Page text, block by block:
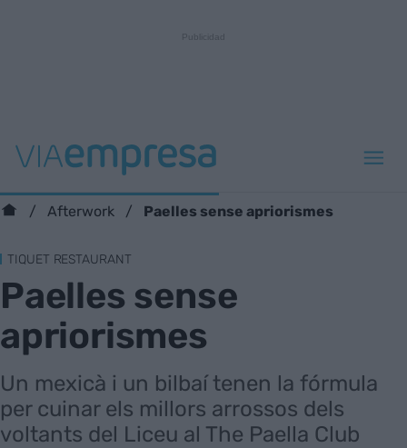
Afterwork Paelles sense apriorismes
TIQUET RESTAURANT
Paelles sense
apriorismes
Un mexicà i un bilbaí tenen la fórmula
per cuinar els millors arrossos dels
voltants del Liceu al The Paella Club